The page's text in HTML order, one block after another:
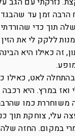
זמן עד
תוך כדי
ללקק לי את
זה כאילו היא
לאט, כאילו
ואז במרץ. היא
משוחררת כמו
עלי, צוחקת תוך
במקום. החזה